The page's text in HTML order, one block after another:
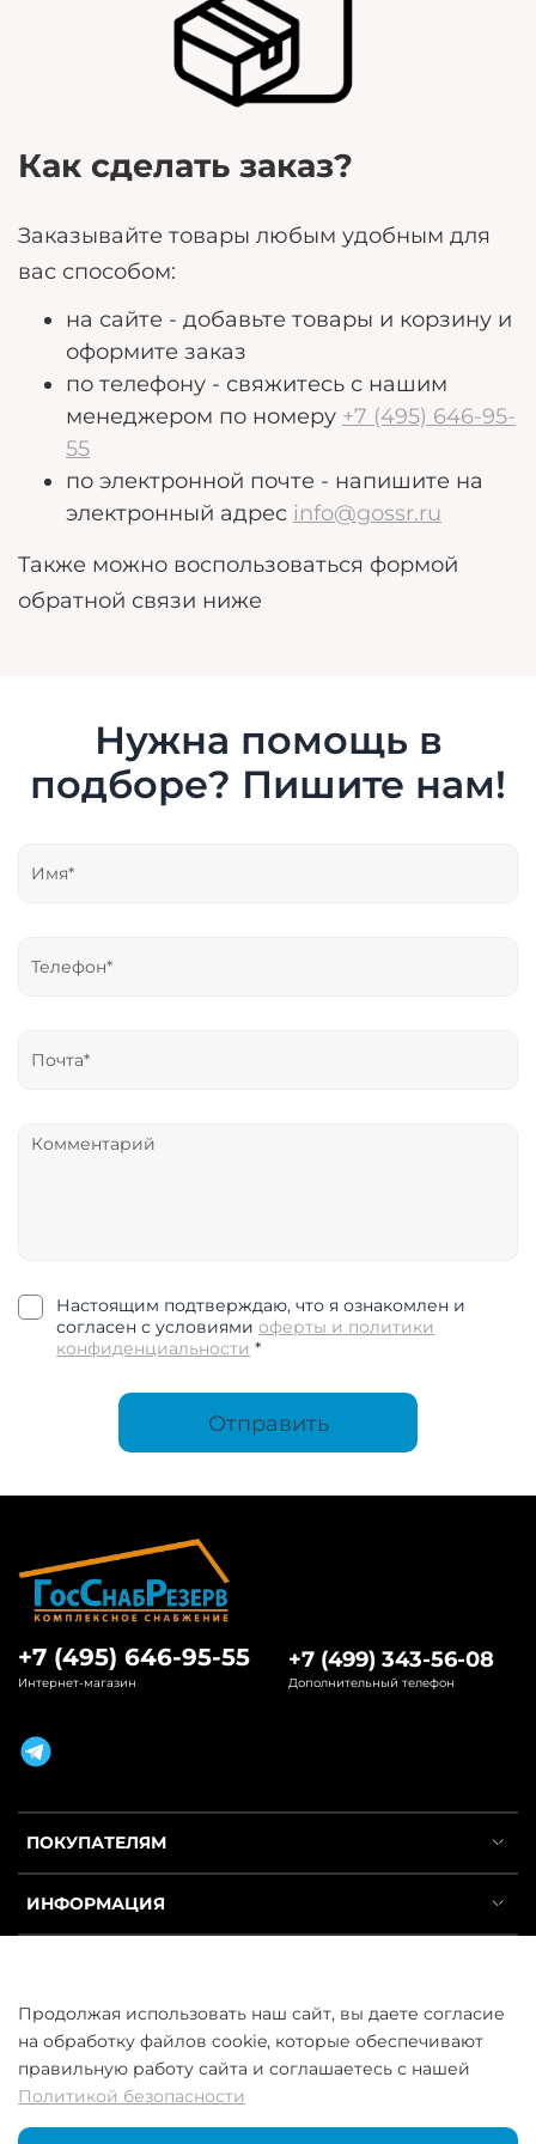
могут помочь нам лучше удовлетворить ваши
потребности.
Как сделать заказ?
Заказывайте товары любым удобным для
вас способом:
на сайте - добавьте товары и корзину и
оформите заказ
по телефону - свяжитесь с нашим
менеджером по номеру +7 (495) 646-95-
55
по электронной почте - напишите на
электронный адрес info@gossr.ru
Также можно воспользоваться формой
обратной связи ниже
Нужна помощь в
подборе? Пишите нам!
Настоящим подтверждаю, что я ознакомлен и
согласен с условиямиоферты и политики
конфиденциальности *
Отправить
ПОКУПАТЕЛЯМ
ИНФОРМАЦИЯ
+7 (495) 646-95-55
Интернет-магазин
+7 (499) 343-56-08
Дополнительный телефон
ООО «ГосСнабРезерв» © 2013–2026 - Продажа труб оптом и в
розницу
Продолжая использовать наш сайт, вы даете согласие
на обработку файлов cookie, которые обеспечивают
правильную работу сайта и соглашаетесь с нашей
Политикой безопасности